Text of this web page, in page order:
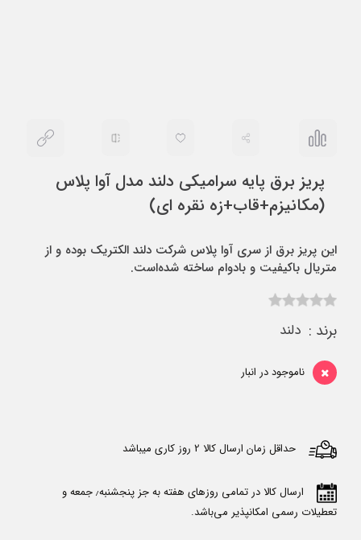
پریز برق پایه سرامیکی دلند مدل آوا پلاس
(مکانیزم+قاب+زه نقره ای)
این پریز برق از سری آوا پلاس شرکت دلند الکتریک بوده و از
متریال باکیفیت و بادوام ساخته شده‌است.
برند : دلند
ناموجود در انبار
حداقل زمان ارسال کالا 2 روز کاری میباشد
ارسال کالا در تمامی روزهای هفته به جز پنجشنبه٫ جمعه و
تعطیلات رسمی امکانپذیر می‌باشد.